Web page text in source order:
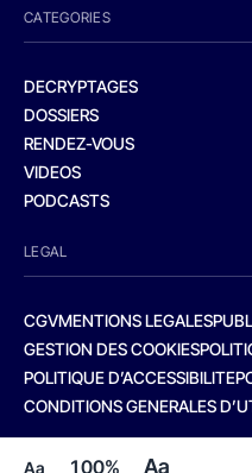
Aa 100% Aa
CATEGORIES
DECRYPTAGES
DOSSIERS
RENDEZ-VOUS
VIDEOS
PODCASTS
LEGAL
CGVMENTIONS LEGALES
GESTION DES COOKIES
POLITIQUE D’ACCESSIBILITE
CONDITIONS GENERALES